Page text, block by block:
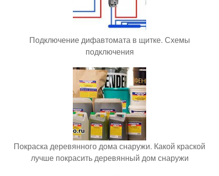
Подключение дифавтомата в щитке. Схемы
подключения
Покраска деревянного дома снаружи. Какой краской
лучше покрасить деревянный дом снаружи